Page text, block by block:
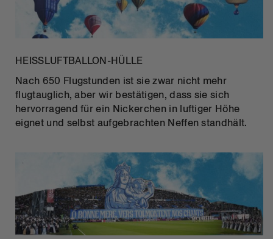
HEISSLUFTBALLON-HÜLLE
Nach 650 Flugstunden ist sie zwar nicht mehr
flugtauglich, aber wir bestätigen, dass sie sich
hervorragend für ein Nickerchen in luftiger Höhe
eignet und selbst aufgebrachten Neffen standhält.